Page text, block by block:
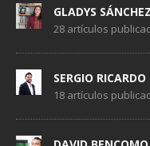
GLADYS
28 artículos
SERGIO
18 artículos